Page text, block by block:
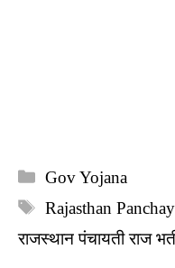
Categories
Gov Yojana
Tags
Rajasthan
राजस्थान पंचायती राज